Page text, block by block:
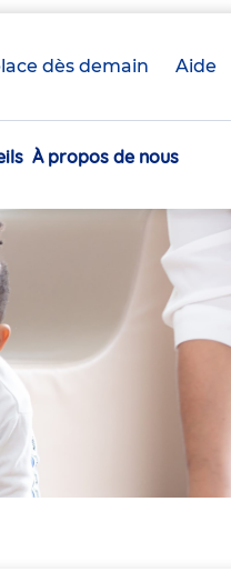
dès demain Aide
À propos de nous